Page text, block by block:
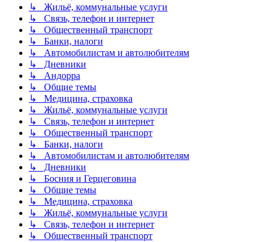
↳ Жильё, коммунальные услуги
↳ Связь, телефон и интернет
↳ Общественный транспорт
↳ Банки, налоги
↳ Автомобилистам и автолюбителям
↳ Дневники
↳ Андорра
↳ Общие темы
↳ Медицина, страховка
↳ Жильё, коммунальные услуги
↳ Связь, телефон и интернет
↳ Общественный транспорт
↳ Банки, налоги
↳ Автомобилистам и автолюбителям
↳ Дневники
↳ Босния и Герцеговина
↳ Общие темы
↳ Медицина, страховка
↳ Жильё, коммунальные услуги
↳ Связь, телефон и интернет
↳ Общественный транспорт